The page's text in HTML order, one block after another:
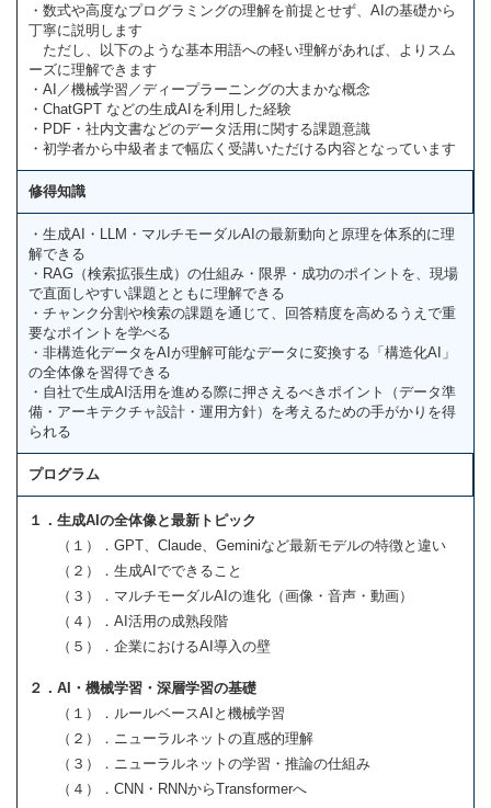
・数式や高度なプログラミングの理解を前提とせず、AIの基礎から
丁寧に説明します
ただし、以下のような基本用語への軽い理解があれば、よりスム
ーズに理解できます
・AI／機械学習／ディープラーニングの大まかな概念
・ChatGPT などの生成AIを利用した経験
・PDF・社内文書などのデータ活用に関する課題意識
・初学者から中級者まで幅広く受講いただける内容となっています
修得知識
・生成AI・LLM・マルチモーダルAIの最新動向と原理を体系的に理
解できる
・RAG（検索拡張生成）の仕組み・限界・成功のポイントを、現場
で直面しやすい課題とともに理解できる
・チャンク分割や検索の課題を通じて、回答精度を高めるうえで重
要なポイントを学べる
・非構造化データをAIが理解可能なデータに変換する「構造化AI」
の全体像を習得できる
・自社で生成AI活用を進める際に押さえるべきポイント（データ準
備・アーキテクチャ設計・運用方針）を考えるための手がかりを得
られる
プログラム
１．生成AIの全体像と最新トピック
（１）．GPT、Claude、Geminiなど最新モデルの特徴と違い
（２）．生成AIでできること
（３）．マルチモーダルAIの進化（画像・音声・動画）
（４）．AI活用の成熟段階
（５）．企業におけるAI導入の壁
２．AI・機械学習・深層学習の基礎
（１）．ルールベースAIと機械学習
（２）．ニューラルネットの直感的理解
（３）．ニューラルネットの学習・推論の仕組み
（４）．CNN・RNNからTransformerへ